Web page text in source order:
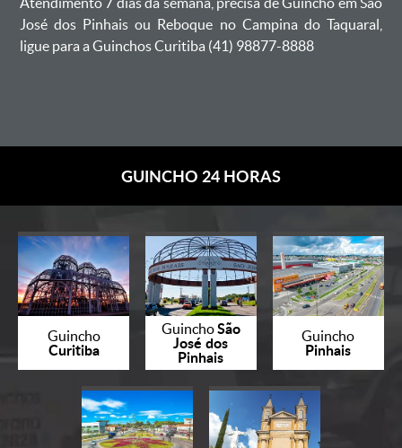
José dos Pinhais ou Reboque no Campina do Taquaral,
ligue para a Guinchos Curitiba (41) 98877-8888
GUINCHO 24 HORAS
Guincho
Curitiba
GuinchoSão
José dos
Pinhais
Guincho
Pinhais